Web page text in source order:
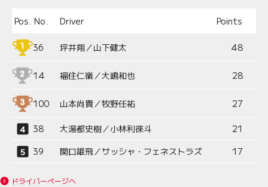
Pos. No. Driver Points
36 坪井翔／山下健太 48
14 福住仁嶺／大嶋和也 28
100 山本尚貴／牧野任祐 27
38 大湯都史樹／小林利徠斗
21
39
関口雄飛／サッシャ・フェネストラズ 17
ドライバーページへ